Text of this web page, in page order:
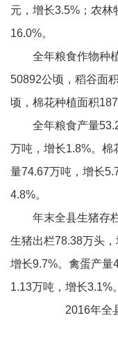
元，增长3.5%；农林
16.0%。
全年粮食作物种
50892公顷，稻谷面
顷，棉花种植面积
全年粮食产量
万吨，增长1.8%。棉
量74.67万吨，增长
4.8%。
年末全县生猪存
生猪出栏78.38万头
增长9.7%。禽蛋产量
1.13万吨，增长3.1%。
2016年全
单